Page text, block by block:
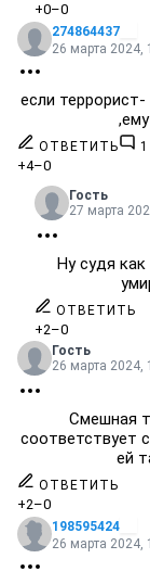
+0–0
274864437
26 марта 2024,
если
ОТВЕТИТЬ 1
+4–0
Гость
27 марта
Ну судя
ОТВЕТИТЬ
+2–0
Гость
26 марта 2024,
Смешная
соответствует
ей
ОТВЕТИТЬ
+2–0
198595424
26 марта 2024,